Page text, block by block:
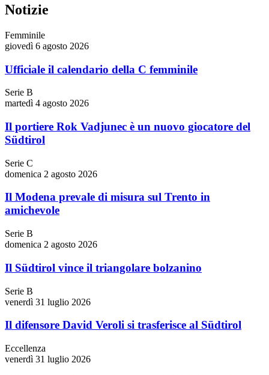
Notizie
Femminile
giovedì 6 agosto 2026
Ufficiale il calendario della C femminile
Serie B
martedì 4 agosto 2026
Il portiere Rok Vadjunec è un nuovo giocatore del
Südtirol
Serie C
domenica 2 agosto 2026
Il Modena prevale di misura sul Trento in
amichevole
Serie B
domenica 2 agosto 2026
Il Südtirol vince il triangolare bolzanino
Serie B
venerdì 31 luglio 2026
Il difensore David Veroli si trasferisce al Südtirol
Eccellenza
venerdì 31 luglio 2026